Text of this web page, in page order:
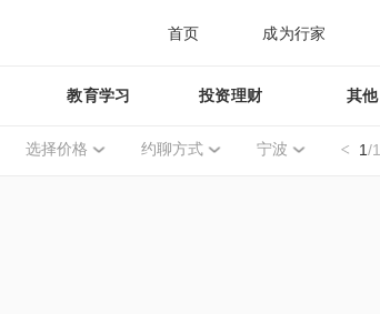
首页 成为行家
教育学习 投资理财 其他
选择价格 约聊方式 宁波 1/1